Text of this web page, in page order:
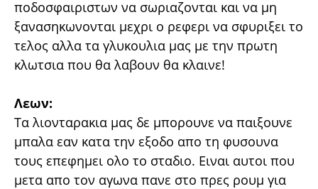
ποδοσφαιριστων να σωριαζονται και να μη
ξανασηκωνονται μεχρι ο ρεφερι να σφυριξει το
τελος αλλα τα γλυκουλια μας με την πρωτη
κλωτσια που θα λαβουν θα κλαινε!
Λεων:
Τα λιονταρακια μας δε μπορουνε να παιξουνε
μπαλα εαν κατα την εξοδο απο τη φυσουνα
τους επεφημει ολο το σταδιο. Ειναι αυτοι που
μετα απο τον αγωνα πανε στο πρες ρουμ για